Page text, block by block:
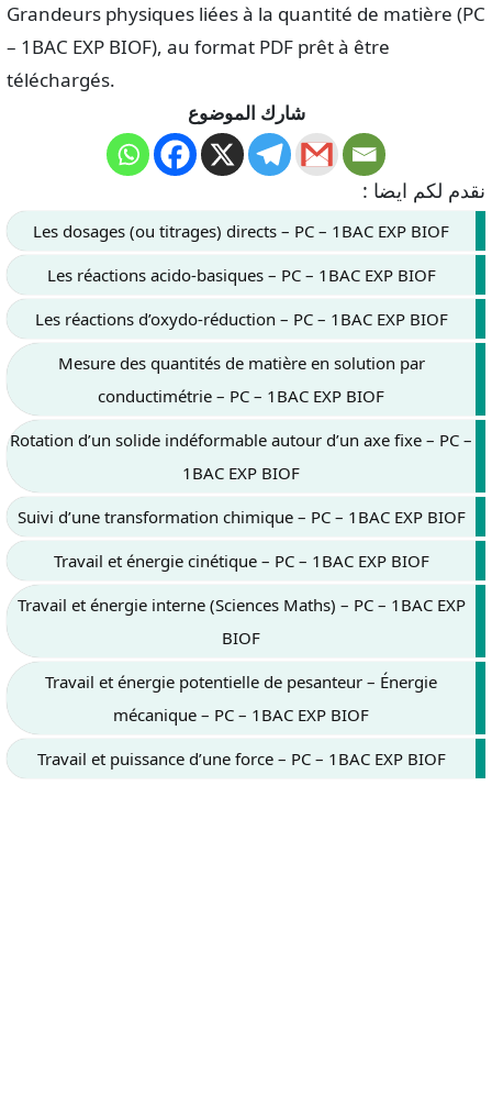
Grandeurs physiques liées à la quantité de matière (PC
– 1BAC EXP BIOF), au format PDF prêt à être
téléchargés.
شارك الموضوع
نقدم لكم ايضا :
Les dosages (ou titrages) directs – PC – 1BAC EXP BIOF
Les réactions acido-basiques – PC – 1BAC EXP BIOF
Les réactions d’oxydo-réduction – PC – 1BAC EXP BIOF
Mesure des quantités de matière en solution par
conductimétrie – PC – 1BAC EXP BIOF
Rotation d’un solide indéformable autour d’un axe fixe – PC –
1BAC EXP BIOF
Suivi d’une transformation chimique – PC – 1BAC EXP BIOF
Travail et énergie cinétique – PC – 1BAC EXP BIOF
Travail et énergie interne (Sciences Maths) – PC – 1BAC EXP
BIOF
Travail et énergie potentielle de pesanteur – Énergie
mécanique – PC – 1BAC EXP BIOF
Travail et puissance d’une force – PC – 1BAC EXP BIOF